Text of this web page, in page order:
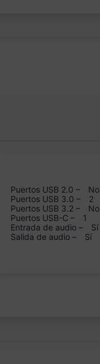
Puertos USB 2.0 –
No
Puertos USB 3.0 –
2
Puertos USB 3.2 –
No
Puertos USB-C –
1
Entrada de audio –
Sí
Salida de audio –
Sí